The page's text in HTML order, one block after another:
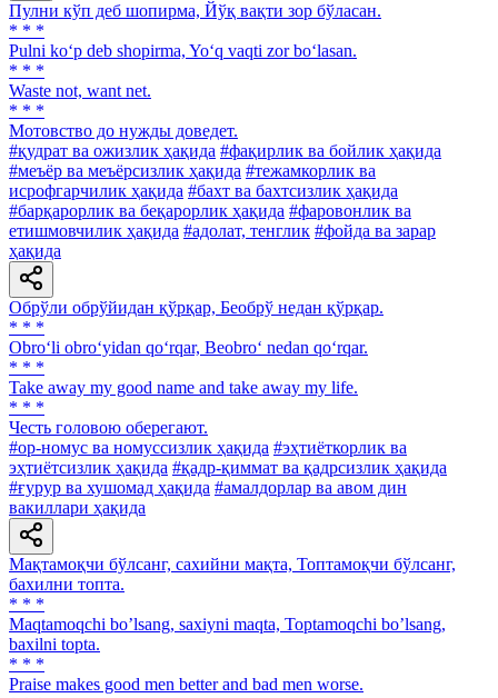
Пулни кўп деб шопирма, Йўқ вақти зор бўласан.
* * *
Pulni ko‘p deb shopirma, Yo‘q vaqti zor bo‘lasan.
* * *
Waste not, want net.
* * *
Мотовство до нужды доведет.
#қудрат ва ожизлик ҳақида #фақирлик ва бойлик ҳақида
#меъёр ва меъёрсизлик ҳақида #тежамкорлик ва
исрофгарчилик ҳақида #бахт ва бахтсизлик ҳақида
#барқарорлик ва беқарорлик ҳақида #фаровонлик ва
етишмовчилик ҳақида #адолат, тенглик #фойда ва зарар
ҳақида
Обрўли обрўйидан қўрқар, Беобрў недан қўрқар.
* * *
Obro‘li obro‘yidan qo‘rqar, Beobro‘ nedan qo‘rqar.
* * *
Take away my good name and take away my life.
* * *
Честь головою оберегают.
#ор-номус ва номуссизлик ҳақида #эҳтиёткорлик ва
эҳтиётсизлик ҳақида #қадр-қиммат ва қадрсизлик ҳақида
#ғурур ва хушомад ҳақида #амалдорлар ва авом дин
вакиллари ҳақида
Мақтамоқчи бўлсанг, сахийни мақта, Топтамоқчи бўлсанг,
бахилни топта.
* * *
Maqtamoqchi boʼlsang, saxiyni maqta, Toptamoqchi boʼlsang,
baxilni topta.
* * *
Praise makes good men better and bad men worse.